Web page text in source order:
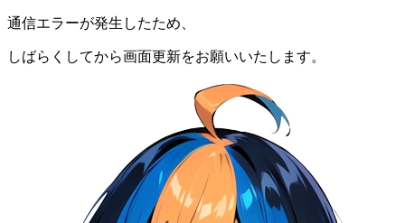
通信エラーが発生したため、
しばらくしてから画面更新をお願いいたします。